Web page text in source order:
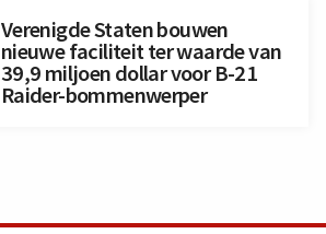
Verenigde Staten bouwen
nieuwe faciliteit ter waarde van
39,9 miljoen dollar voor B-21
Raider-bommenwerper